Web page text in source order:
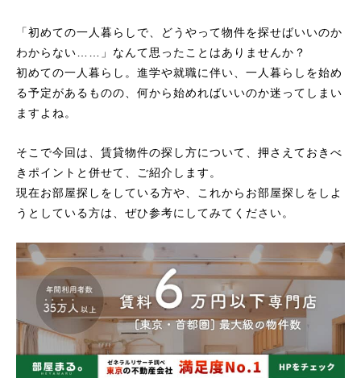
「初めての一人暮らしで、どうやって物件を探せばいいのか
わからない……」なんて思ったことはありませんか？
初めての一人暮らし。進学や就職に伴い、一人暮らしを始め
る予定があるものの、何から始めればいいのか迷ってしまい
ますよね。
そこで今回は、賃貸物件の探し方について、押さえておきべ
きポイントと併せて、ご紹介します。
現在お部屋探しをしている方や、これからお部屋探しをしよ
うとしている方は、ぜひ参考にしてみてください。